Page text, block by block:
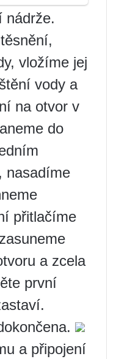
nádrže.
vložíme jej
vody a
na otvor v
do
nasadíme
přitlačíme
a zcela
první
a připojení